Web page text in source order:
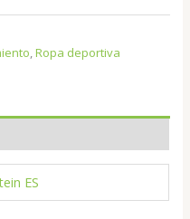
,Ropa deportiva
ES